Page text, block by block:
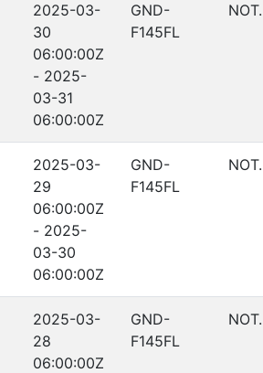
2025-03-
30
06:00:00Z
- 2025-
03-31
06:00:00Z
GND-
F145FL
2025-03-
29
06:00:00Z
- 2025-
03-30
06:00:00Z
GND-
F145FL
2025-03-
28
06:00:00Z
GND-
F145FL